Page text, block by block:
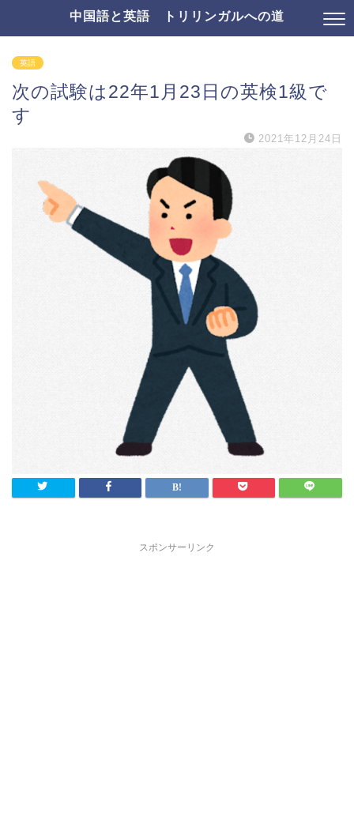
中国語と英語 トリリンガルへの道
英語
次の試験は22年1月23日の英検1級で
す
2021年12月24日
スポンサーリンク